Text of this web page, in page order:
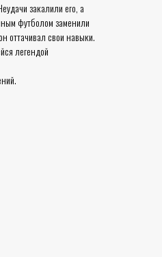
закалили его, а
футболом заменили
оттачивал свои навыки.
легендой